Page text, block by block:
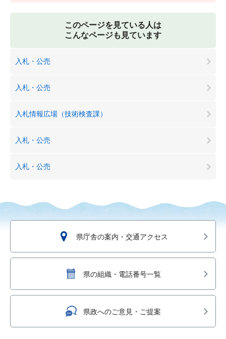
このページを見ている人は
こんなページも見ています
入札・公売
入札・公売
入札情報広場（技術検査課）
入札・公売
入札・公売
県庁舎の案内・交通アクセス
県の組織・電話番号一覧
県政へのご意見・ご提案